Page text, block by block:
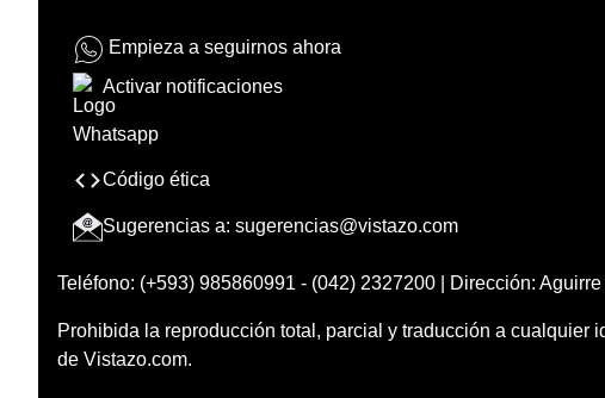
Empieza a seguirnos ahora
Activar notificaciones
Código ética
Sugerencias a: sugerencias@vistazo.com
Teléfono: (+593) 985860991 - (042) 2327200 | Dirección:
Prohibida la reproducción total, parcial y traducción a cualquier
de Vistazo.com.